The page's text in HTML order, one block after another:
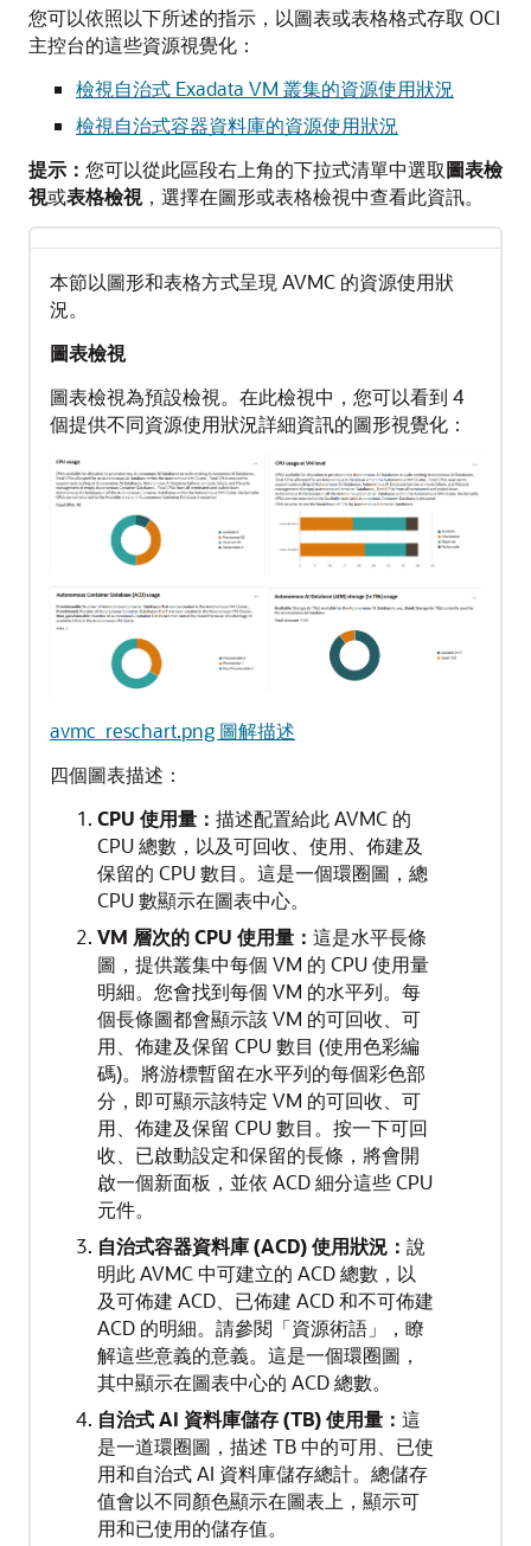
您可以依照以下所述的指示，以圖表或表格格式存取 OCI
主控台的這些資源視覺化：
檢視自治式 Exadata VM 叢集的資源使用狀況
檢視自治式容器資料庫的資源使用狀況
提示： 您可以從此區段右上角的下拉式清單中選取圖表檢
視或表格檢視，選擇在圖形或表格檢視中查看此資訊。
本節以圖形和表格方式呈現 AVMC 的資源使用狀
況。
圖表檢視
圖表檢視為預設檢視。在此檢視中，您可以看到 4
個提供不同資源使用狀況詳細資訊的圖形視覺化：
avmc_reschart.png 圖解描述
四個圖表描述：
CPU 使用量： 描述配置給此 AVMC 的
CPU 總數，以及可回收、使用、佈建及
保留的 CPU 數目。這是一個環圈圖，總
CPU 數顯示在圖表中心。
VM 層次的 CPU 使用量： 這是水平長條
圖，提供叢集中每個 VM 的 CPU 使用量
明細。您會找到每個 VM 的水平列。每
個長條圖都會顯示該 VM 的可回收、可
用、佈建及保留 CPU 數目 (使用色彩編
碼)。將游標暫留在水平列的每個彩色部
分，即可顯示該特定 VM 的可回收、可
用、佈建及保留 CPU 數目。按一下可回
收、已啟動設定和保留的長條，將會開
啟一個新面板，並依 ACD 細分這些 CPU
元件。
自治式容器資料庫 (ACD) 使用狀況： 說
明此 AVMC 中可建立的 ACD 總數，以
及可佈建 ACD、已佈建 ACD 和不可佈建
ACD 的明細。請參閱「資源術語」，瞭
解這些意義的意義。這是一個環圈圖，
其中顯示在圖表中心的 ACD 總數。
自治式 AI 資料庫儲存 (TB) 使用量： 這
是一道環圈圖，描述 TB 中的可用、已使
用和自治式 AI 資料庫儲存總計。總儲存
值會以不同顏色顯示在圖表上，顯示可
用和已使用的儲存值。